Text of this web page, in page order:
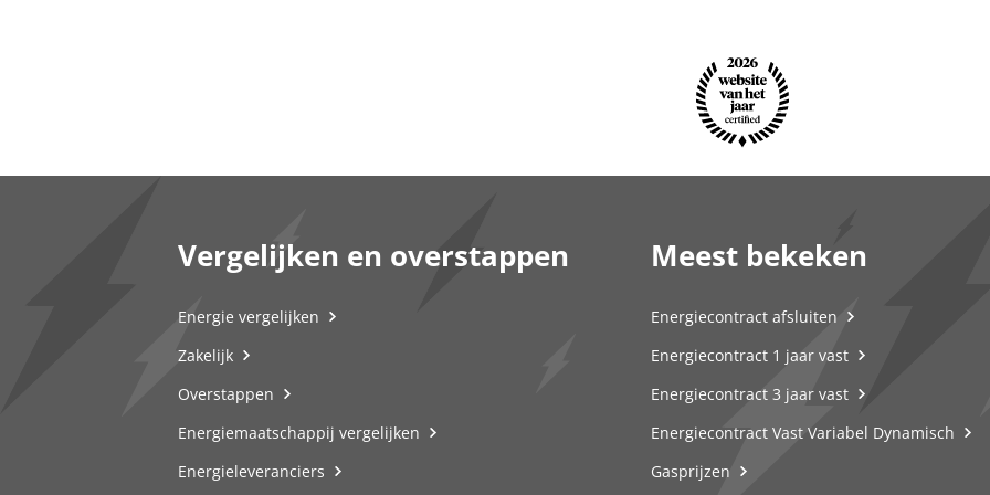
Vergelijken en overstappen
Energie vergelijken
Zakelijk
Overstappen
Energiemaatschappij vergelijken
Energieleveranciers
Meest bekeken
Energiecontract afsluiten
Energiecontract 1 jaar vast
Energiecontract 3 jaar vast
Energiecontract Vast Variabel Dynamisch
Gasprijzen